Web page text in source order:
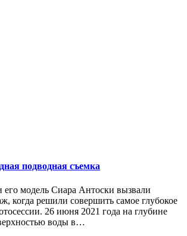
подводная съемка
модель Сиара Антоски вызвали
когда решили совершить самое глубокое
26 июня 2021 года на глубине
воды в…